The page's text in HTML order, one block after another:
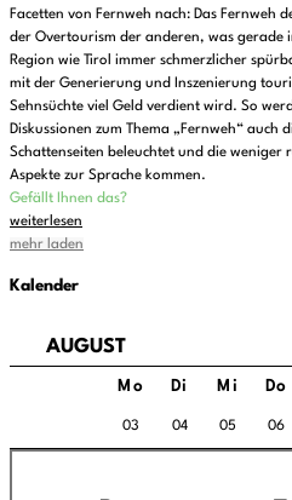
Facetten von Fernweh nach: Das Fernweh
der Overtourism der anderen, was gerade
Region wie Tirol immer schmerzlicher
mit der Generierung und Inszenierung
Sehnsüchte viel Geld verdient wird. So
Diskussionen zum Thema „Fernweh“ auch
Schattenseiten beleuchtet und die weniger
Aspekte zur Sprache kommen.
Gefällt Ihnen das?
weiterlesen
mehr laden
Kalender
AUGUST
Mo Di Mi Do
03 04 05 06